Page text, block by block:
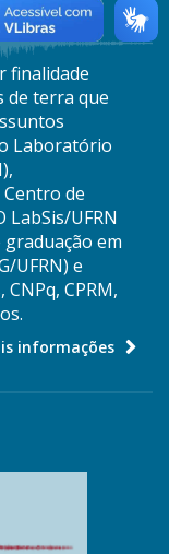
finalidade
de terra que
Laboratório
Centro de
LabSis/UFRN
em
UFRN) e
CPRM,
informações